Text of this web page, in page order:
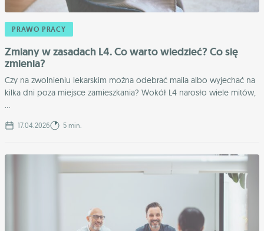
PRAWO PRACY
Zmiany w zasadach L4. Co warto wiedzieć? Co się
zmienia?
Czy na zwolnieniu lekarskim można odebrać maila albo wyjechać na
kilka dni poza miejsce zamieszkania? Wokół L4 narosło wiele mitów,
17.04.2026 5 min.